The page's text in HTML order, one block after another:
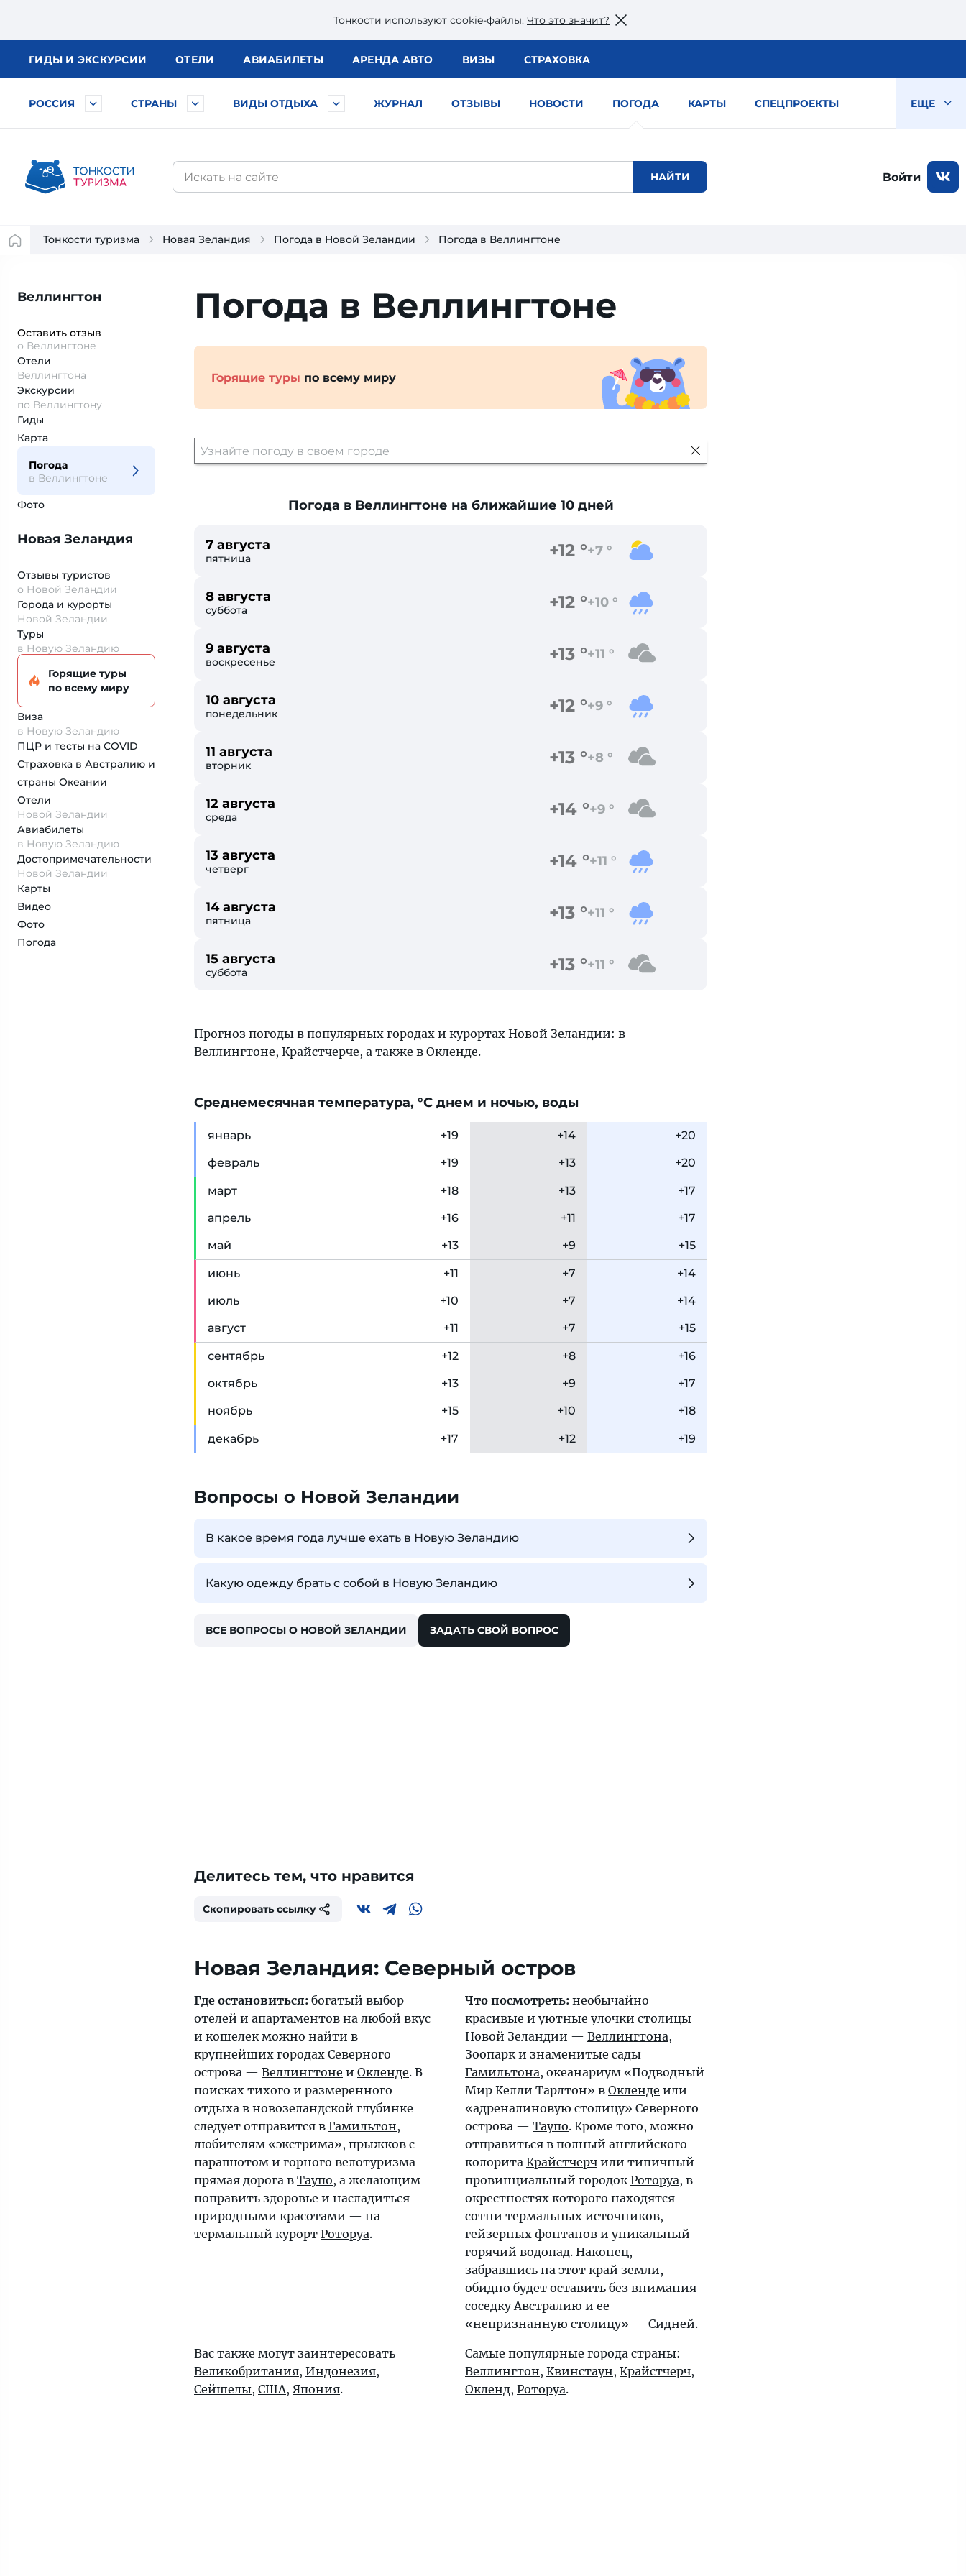
Тонкости используют сookie-файлы. Что это значит?
ГИДЫ И ЭКСКУРСИИ ОТЕЛИ АВИАБИЛЕТЫ АРЕНДА АВТО ВИЗЫ СТРАХОВКА
РОССИЯ СТРАНЫ ВИДЫ ОТДЫХА ЖУРНАЛ ОТЗЫВЫ НОВОСТИ ПОГОДА КАРТЫ СПЕЦПРОЕКТЫ ЕЩЕ
Войти
Тонкости туризма Новая Зеландия Погода в Новой Зеландии Погода в Веллингтоне
Веллингтон
Оставить отзыв
о Веллингтоне
Отели
Веллингтона
Экскурсии
по Веллингтону
Гиды
Карта
Погода
в Веллингтоне
Фото
Новая Зеландия
Отзывы туристов
о Новой Зеландии
Города и курорты
Новой Зеландии
Туры
в Новую Зеландию
Горящие туры
по всему миру
Виза
в Новую Зеландию
ПЦР и тесты на COVID
Страховка в Австралию и
страны Океании
Отели
Новой Зеландии
Авиабилеты
в Новую Зеландию
Достопримеча­тельности
Новой Зеландии
Карты
Видео
Фото
Погода
Погода в Веллингтоне
Горящие туры по всему миру
Погода в Веллингтоне на ближайшие 10 дней
7 августа
пятница +12 °+7 °
8 августа
суббота +12 °+10 °
9 августа
воскресенье +13 °+11 °
10 августа
понедельник +12 °+9 °
11 августа
вторник +13 °+8 °
12 августа
среда +14 °+9 °
13 августа
четверг +14 °+11 °
14 августа
пятница +13 °+11 °
15 августа
суббота +13 °+11 °
Прогноз погоды в популярных городах и курортах Новой Зеландии: в
Веллингтоне, Крайстчерче, а также в Окленде.
Cреднемесячная температура, °C днем и ночью, воды
январь +19 +14
+20
февраль +19 +13 +20
март +18 +13
+17
апрель +16 +11
+17
май
+13 +9 +15
июнь +11 +7
+14
июль +10 +7
+14
август +11 +7 +15
сентябрь +12 +8
+16
октябрь +13 +9
+17
ноябрь +15 +10 +18
декабрь +17 +12 +19
Вопросы о Новой Зеландии
В какое время года лучше ехать в Новую Зеландию
Какую одежду брать с собой в Новую Зеландию
ВСЕ ВОПРОСЫ О НОВОЙ ЗЕЛАНДИИ ЗАДАТЬ СВОЙ ВОПРОС
Делитесь тем, что нравится
Скопировать ссылку
Новая Зеландия: Северный остров
Где остановиться: богатый выбор
отелей и апартаментов на любой вкус
и кошелек можно найти в
крупнейших городах Северного
острова — Веллингтоне и Окленде. В
поисках тихого и размеренного
отдыха в новозеландской глубинке
следует отправится в Гамильтон,
любителям «экстрима», прыжков с
парашютом и горного велотуризма
прямая дорога в Таупо, а желающим
поправить здоровье и насладиться
природными красотами — на
термальный курорт Роторуа.
Что посмотреть: необычайно
красивые и уютные улочки столицы
Новой Зеландии — Веллингтона,
Зоопарк и знаменитые сады
Гамильтона, океанариум «Подводный
Мир Келли Тарлтон» в Окленде или
«адреналиновую столицу» Северного
острова — Таупо. Кроме того, можно
отправиться в полный английского
колорита Крайстчерч или типичный
провинциальный городок Роторуа, в
окрестностях которого находятся
сотни термальных источников,
гейзерных фонтанов и уникальный
горячий водопад. Наконец,
забравшись на этот край земли,
обидно будет оставить без внимания
соседку Австралию и ее
«непризнанную столицу» — Сидней.
Вас также могут заинтересовать
Великобритания, Индонезия,
Сейшелы, США, Япония.
Самые популярные города страны:
Веллингтон, Квинстаун, Крайстчерч,
Окленд, Роторуа.